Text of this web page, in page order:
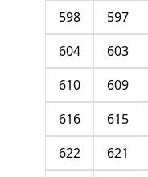
597
598
603
604
609
610
615
616
621
622